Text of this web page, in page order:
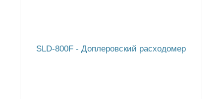
SLD-800F - Доплеровский расходомер